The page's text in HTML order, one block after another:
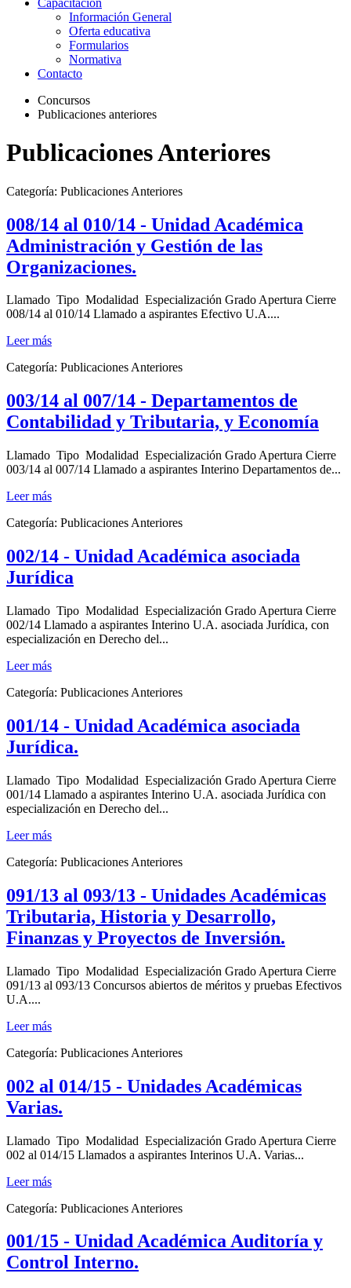
Información General
Oferta educativa
Formularios
Normativa
Contacto
Concursos
Publicaciones anteriores
Publicaciones Anteriores
Categoría: Publicaciones Anteriores
008/14 al 010/14 - Unidad Académica
Administración y Gestión de las
Organizaciones.
Llamado Tipo Modalidad Especialización Grado Apertura Cierre
008/14 al 010/14 Llamado a aspirantes Efectivo U.A....
Leer más
Categoría: Publicaciones Anteriores
003/14 al 007/14 - Departamentos de
Contabilidad y Tributaria, y Economía
Llamado Tipo Modalidad Especialización Grado Apertura Cierre
003/14 al 007/14 Llamado a aspirantes Interino Departamentos de...
Leer más
Categoría: Publicaciones Anteriores
002/14 - Unidad Académica asociada
Jurídica
Llamado Tipo Modalidad Especialización Grado Apertura Cierre
002/14 Llamado a aspirantes Interino U.A. asociada Jurídica, con
especialización en Derecho del...
Leer más
Categoría: Publicaciones Anteriores
001/14 - Unidad Académica asociada
Jurídica.
Llamado Tipo Modalidad Especialización Grado Apertura Cierre
001/14 Llamado a aspirantes Interino U.A. asociada Jurídica con
especialización en Derecho del...
Leer más
Categoría: Publicaciones Anteriores
091/13 al 093/13 - Unidades Académicas
Tributaria, Historia y Desarrollo,
Finanzas y Proyectos de Inversión.
Llamado Tipo Modalidad Especialización Grado Apertura Cierre
091/13 al 093/13 Concursos abiertos de méritos y pruebas Efectivos
U.A....
Leer más
Categoría: Publicaciones Anteriores
002 al 014/15 - Unidades Académicas
Varias.
Llamado Tipo Modalidad Especialización Grado Apertura Cierre
002 al 014/15 Llamados a aspirantes Interinos U.A. Varias...
Leer más
Categoría: Publicaciones Anteriores
001/15 - Unidad Académica Auditoría y
Control Interno.